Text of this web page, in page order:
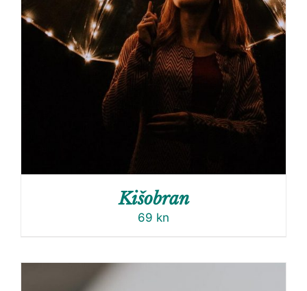
Kišobran
69 kn